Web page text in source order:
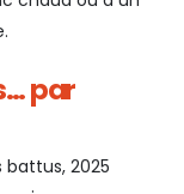
par
2025